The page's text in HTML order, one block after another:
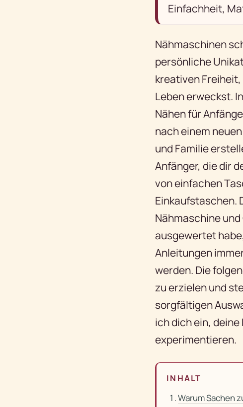
Einfachheit,
Nähmaschinen
persönliche
kreativen
Leben erweckst.
Nähen für
nach einem
und Familie
Anfänger, die dir
von einfachen
Einkaufstaschen.
Nähmaschine
ausgewertet
Anleitungen
werden. Die
zu erzielen und
sorgfältigen
ich dich ein,
experimentieren.
INHALT
Warum Sachen